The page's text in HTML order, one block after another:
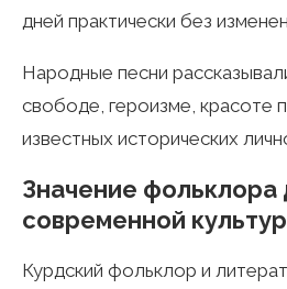
дней практически без
Народные песни
свободе, героизме, красоте
известных исторических
Значение фольклора
современной
Курдский фольклор и